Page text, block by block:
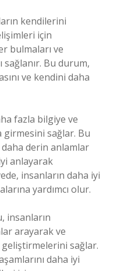
kendilerini
için
bulmaları ve
Bu durum,
ve kendini daha
fazla bilgiye ve
girmesini sağlar. Bu
daha derin anlamlar
anlayarak
insanların daha iyi
yardımcı olur.
insanların
arayarak ve
sağlar.
daha iyi